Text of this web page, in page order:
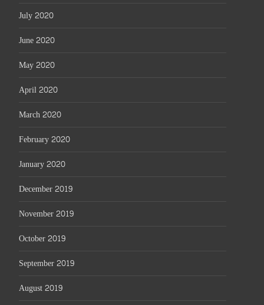
July 2020
June 2020
May 2020
April 2020
March 2020
February 2020
January 2020
December 2019
November 2019
October 2019
September 2019
August 2019